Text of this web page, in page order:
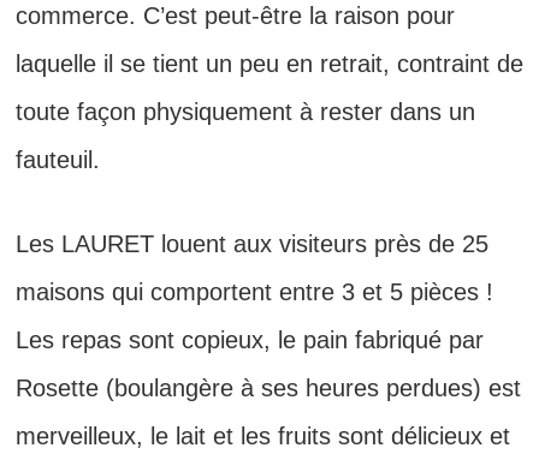
commerce. C’est peut-être la raison pour
laquelle il se tient un peu en retrait, contraint de
toute façon physiquement à rester dans un
fauteuil.
Les LAURET louent aux visiteurs près de 25
maisons qui comportent entre 3 et 5 pièces !
Les repas sont copieux, le pain fabriqué par
Rosette (boulangère à ses heures perdues) est
merveilleux, le lait et les fruits sont délicieux et